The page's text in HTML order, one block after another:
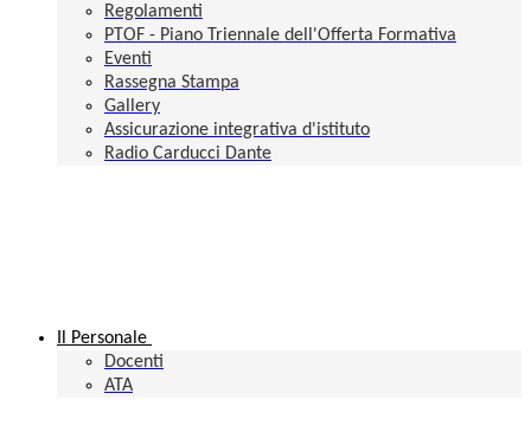
Regolamenti
PTOF - Piano Triennale dell'Offerta Formativa
Eventi
Rassegna Stampa
Gallery
Assicurazione integrativa d'istituto
Radio Carducci Dante
Il Personale
Docenti
ATA